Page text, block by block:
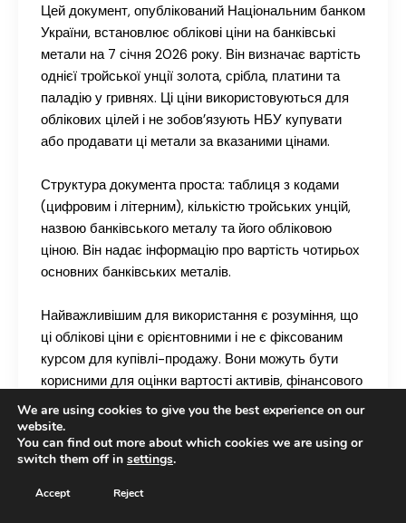
Цей документ, опублікований Національним банком
України, встановлює облікові ціни на банківські
метали на 7 січня 2026 року. Він визначає вартість
однієї тройської унції золота, срібла, платини та
паладію у гривнях. Ці ціни використовуються для
облікових цілей і не зобов’язують НБУ купувати
або продавати ці метали за вказаними цінами.
Структура документа проста: таблиця з кодами
(цифровим і літерним), кількістю тройських унцій,
назвою банківського металу та його обліковою
ціною. Він надає інформацію про вартість чотирьох
основних банківських металів.
Найважливішим для використання є розуміння, що
ці облікові ціни є орієнтовними і не є фіксованим
курсом для купівлі-продажу. Вони можуть бути
корисними для оцінки вартості активів, фінансового
обліку та інших операцій, де потрібна оцінка
вартості банківських металів.
іноземних валют
We are using cookies to give you the best experience on our
website.
You can find out more about which cookies we are using or
switch them off in settings.
Accept Reject